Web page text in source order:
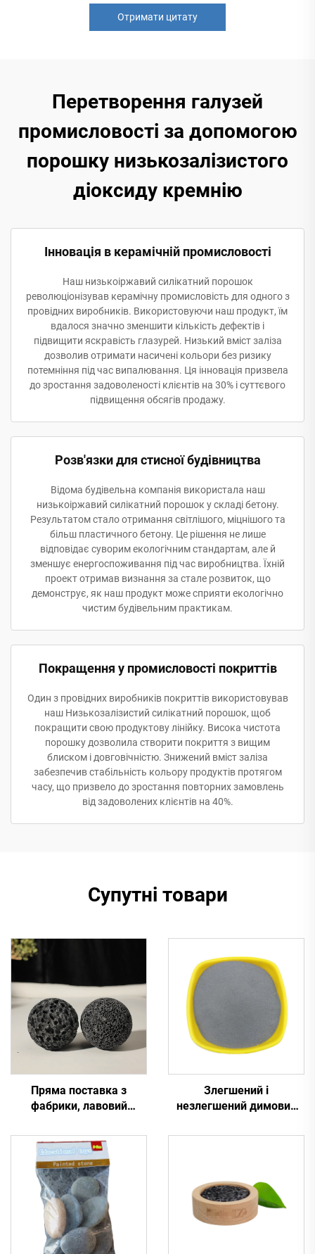
Отримати цитату
Перетворення галузей
промисловості за допомогою
порошку низькозалізистого
діоксиду кремнію
Інновація в керамічній промисловості
Наш низькоіржавий силікатний порошок
революціонізував керамічну промисловість для одного з
провідних виробників. Використовуючи наш продукт, їм
вдалося значно зменшити кількість дефектів і
підвищити яскравість глазурей. Низький вміст заліза
дозволив отримати насичені кольори без ризику
потемніння під час випалювання. Ця інновація призвела
до зростання задоволеності клієнтів на 30% і суттєвого
підвищення обсягів продажу.
Розв'язки для стисної будівництва
Відома будівельна компанія використала наш
низькоіржавий силікатний порошок у складі бетону.
Результатом стало отримання світлішого, міцнішого та
більш пластичного бетону. Це рішення не лише
відповідає суворим екологічним стандартам, але й
зменшує енергоспоживання під час виробництва. Їхній
проект отримав визнання за стале розвиток, що
демонструє, як наш продукт може сприяти екологічно
чистим будівельним практикам.
Покращення у промисловості покриттів
Один з провідних виробників покриттів використовував
наш Низькозалізистий силікатний порошок, щоб
покращити свою продуктову лінійку. Висока чистота
порошку дозволила створити покриття з вищим
блиском і довговічністю. Знижений вміст заліза
забезпечив стабільність кольору продуктів протягом
часу, що призвело до зростання повторних замовлень
від задоволених клієнтів на 40%.
Супутні товари
Пряма поставка з
фабрики, лавовий
камінь з полірованою
поверхнею, свіже
повітря, чорний/
червоний колір
Злегшений і
незлегшений димовий